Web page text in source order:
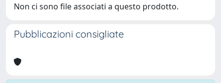
Non ci sono file associati a questo prodotto.
Pubblicazioni consigliate